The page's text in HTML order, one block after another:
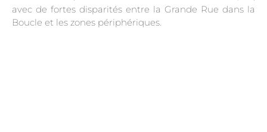
avec de fortes disparités entre la Grande Rue dans la
Boucle et les zones périphériques.